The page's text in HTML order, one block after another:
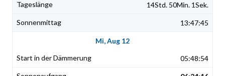
14Std. 50Min. 1Sek.
13:47:45
Mi, Aug 12
05:48:54